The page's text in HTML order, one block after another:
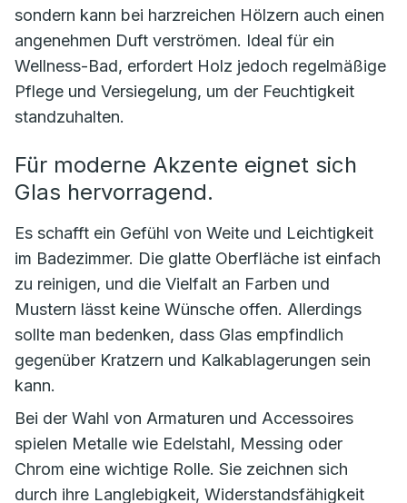
sondern kann bei harzreichen Hölzern auch einen
angenehmen Duft verströmen. Ideal für ein
Wellness-Bad, erfordert Holz jedoch regelmäßige
Pflege und Versiegelung, um der Feuchtigkeit
standzuhalten.
Für moderne Akzente eignet sich
Glas hervorragend.
Es schafft ein Gefühl von Weite und Leichtigkeit
im Badezimmer. Die glatte Oberfläche ist einfach
zu reinigen, und die Vielfalt an Farben und
Mustern lässt keine Wünsche offen. Allerdings
sollte man bedenken, dass Glas empfindlich
gegenüber Kratzern und Kalkablagerungen sein
kann.
Bei der Wahl von Armaturen und Accessoires
spielen Metalle wie Edelstahl, Messing oder
Chrom eine wichtige Rolle. Sie zeichnen sich
durch ihre Langlebigkeit, Widerstandsfähigkeit